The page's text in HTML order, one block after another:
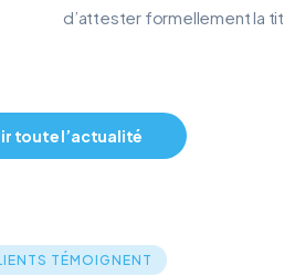
d’attester formellement la
toute l’actualité
TÉMOIGNENT